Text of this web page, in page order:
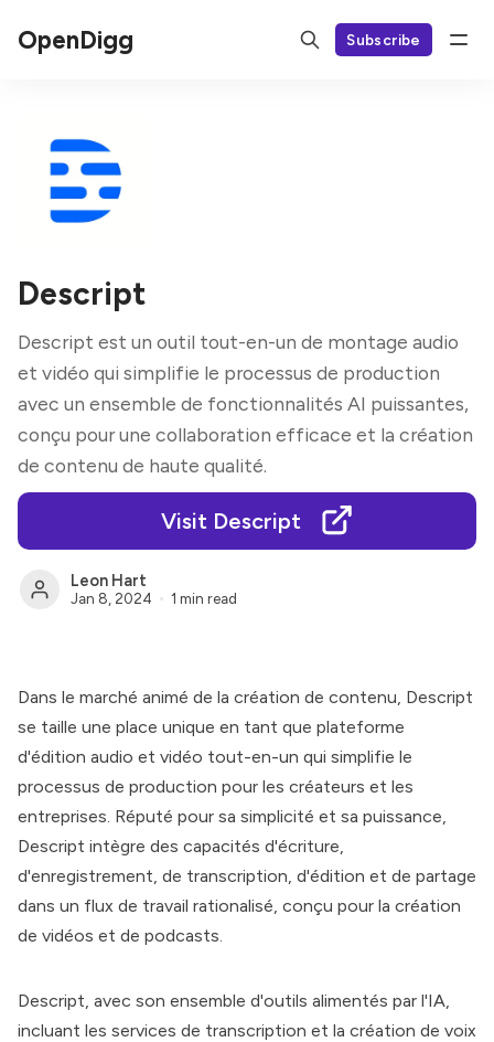
OpenDigg Subscribe
Descript
Descript est un outil tout-en-un de montage audio
et vidéo qui simplifie le processus de production
avec un ensemble de fonctionnalités AI puissantes,
conçu pour une collaboration efficace et la création
de contenu de haute qualité.
Visit Descript
Leon Hart
Jan 8, 2024 1 min read
Dans le marché animé de la création de contenu, Descript
se taille une place unique en tant que plateforme
d'édition audio et vidéo tout-en-un qui simplifie le
processus de production pour les créateurs et les
entreprises. Réputé pour sa simplicité et sa puissance,
Descript intègre des capacités d'écriture,
d'enregistrement, de transcription, d'édition et de partage
dans un flux de travail rationalisé, conçu pour la création
de vidéos et de podcasts.
Descript, avec son ensemble d'outils alimentés par l'IA,
incluant les services de transcription et la création de voix